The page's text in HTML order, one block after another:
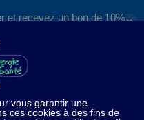
et recevez un bon de 10%✕